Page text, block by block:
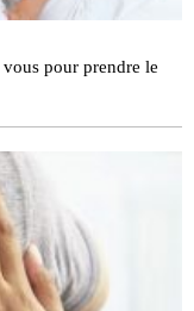
pour prendre le